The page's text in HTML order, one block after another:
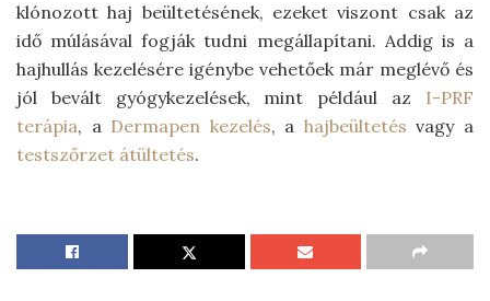
klónozott haj beültetésének, ezeket viszont csak az
idő múlásával fogják tudni megállapítani. Addig is a
hajhullás kezelésére igénybe vehetőek már meglévő és
jól bevált gyógykezelések, mint például az I-PRF
terápia, a Dermapen kezelés, a hajbeültetés vagy a
testszőrzet átültetés.